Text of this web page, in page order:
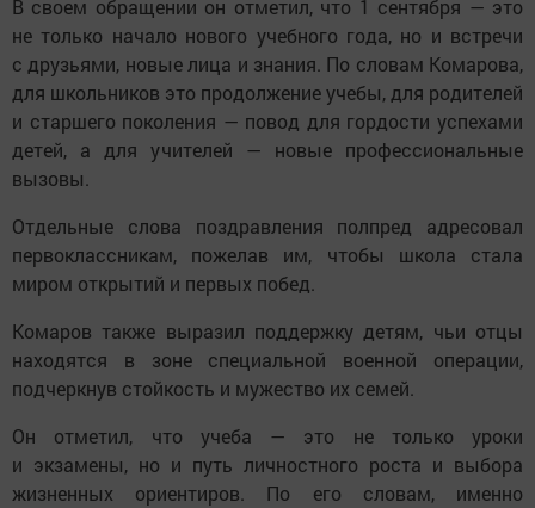
В своем обращении он отметил, что 1 сентября — это
не только начало нового учебного года, но и встречи
с друзьями, новые лица и знания. По словам Комарова,
для школьников это продолжение учебы, для родителей
и старшего поколения — повод для гордости успехами
детей, а для учителей — новые профессиональные
вызовы.
Отдельные слова поздравления полпред адресовал
первоклассникам, пожелав им, чтобы школа стала
миром открытий и первых побед.
Комаров также выразил поддержку детям, чьи отцы
находятся в зоне специальной военной операции,
подчеркнув стойкость и мужество их семей.
Он отметил, что учеба — это не только уроки
и экзамены, но и путь личностного роста и выбора
жизненных ориентиров. По его словам, именно